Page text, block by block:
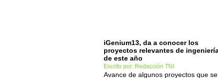
iGenium13, da a conocer los
proyectos relevantes de
de este año
Escrito por: Redacción TNI
Avance de algunos proyectos que